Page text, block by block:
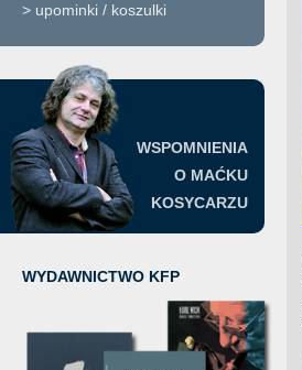
> upominki / koszulki
WSPOMNIENIA
O MAĆKU
KOSYCARZU
WYDAWNICTWO KFP